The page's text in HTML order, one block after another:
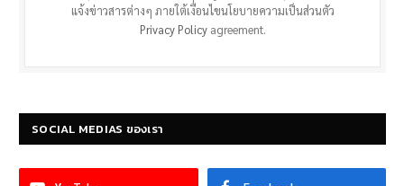
แจ้งข่าวสารต่างๆ ภายใต้เงื่อนไขนโยบายความเป็นส่วนตัว
Privacy Policyagreement.
SOCIAL MEDIAS ของเรา